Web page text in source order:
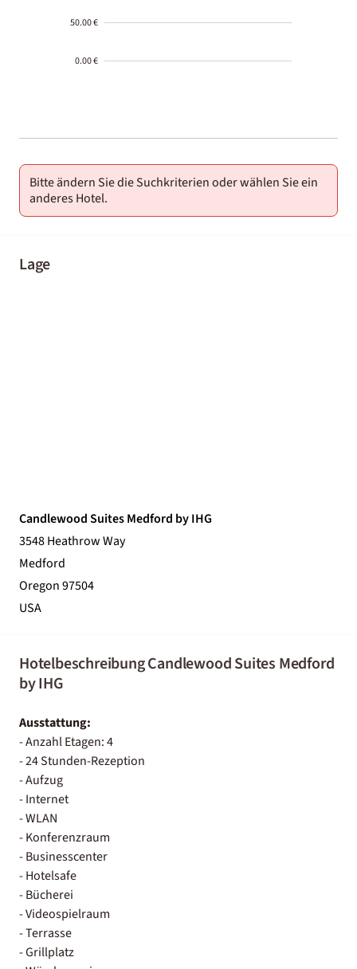
50.00 €
0.00 €
01-02
Bitte ändern Sie die Suchkriterien oder wählen Sie ein
anderes Hotel.
Lage
Candlewood Suites Medford by IHG
3548 Heathrow Way
Medford
Oregon 97504
USA
Hotelbeschreibung Candlewood Suites Medford
by IHG
Ausstattung:
- Anzahl Etagen: 4
- 24 Stunden-Rezeption
- Aufzug
- Internet
- WLAN
- Konferenzraum
- Businesscenter
- Hotelsafe
- Bücherei
- Videospielraum
- Terrasse
- Grillplatz